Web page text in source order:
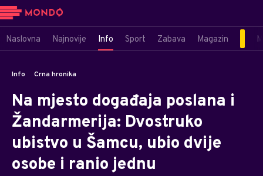
Naslovna Najnovije Info Sport Zabava Magazin
Info Crna hronika
Na mjesto događaja poslana i
Žandarmerija: Dvostruko
ubistvo u Šamcu, ubio dvije
osobe i ranio jednu